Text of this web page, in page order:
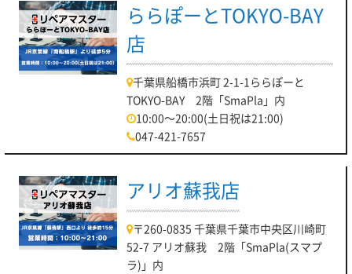
ららぽーとTOKYO-BAY
店
千葉県船橋市浜町 2-1-1ららぽーと
TOKYO-BAY 2階「SmaPla」内
10:00～20:00(土日祝は21:00)
047-421-7657
アリオ蘇我店
〒260-0835 千葉県千葉市中央区川崎町
52-7 アリオ蘇我 2階「SmaPla(スマプ
ラ)」内